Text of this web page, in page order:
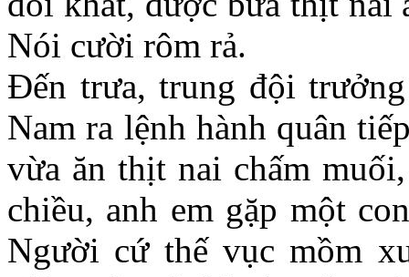
Nói cười rôm rả.
Đến trưa, trung đội
Nam ra lệnh hành quân
vừa ăn thịt nai chấm
chiều, anh em gặp một
Người cứ thế vục mồm